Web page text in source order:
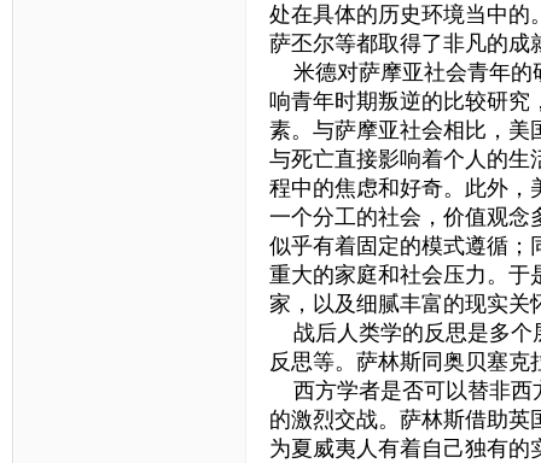
处在具体的历史环境当中的
萨丕尔等都取得了非凡的成
米德对萨摩亚社会青年的
响青年时期叛逆的比较研究
素。与萨摩亚社会相比，美
与死亡直接影响着个人的生
程中的焦虑和好奇。此外，
一个分工的社会，价值观念
似乎有着固定的模式遵循；
重大的家庭和社会压力。于
家，以及细腻丰富的现实关
战后人类学的反思是多个
反思等。萨林斯同奥贝塞克
西方学者是否可以替非西
的激烈交战。萨林斯借助英
为夏威夷人有着自己独有的